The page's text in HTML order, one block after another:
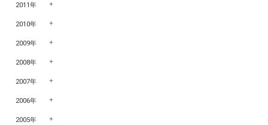
2011年
2010年
2009年
2008年
2007年
2006年
2005年